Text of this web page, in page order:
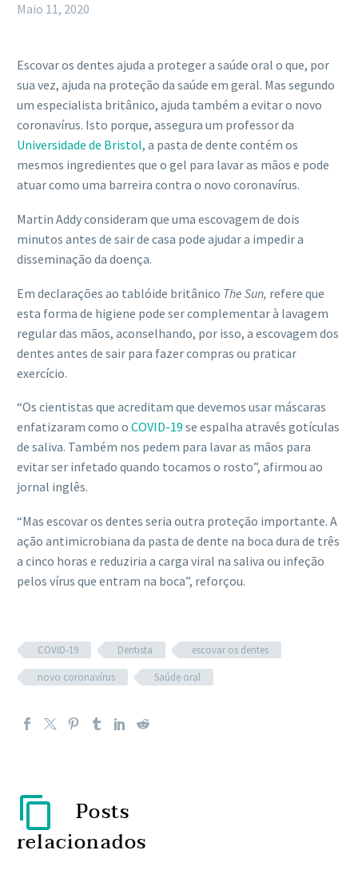
Maio 11, 2020
Escovar os dentes ajuda a proteger a saúde oral o que, por
sua vez, ajuda na proteção da saúde em geral. Mas segundo
um especialista britânico, ajuda também a evitar o novo
coronavírus. Isto porque, assegura um professor da
Universidade de Bristol, a pasta de dente contém os
mesmos ingredientes que o gel para lavar as mãos e pode
atuar como uma barreira contra o novo coronavírus.
Martin Addy consideram que uma escovagem de dois
minutos antes de sair de casa pode ajudar a impedir a
disseminação da doença.
Em declarações ao tablóide britânico The Sun, refere que
esta forma de higiene pode ser complementar à lavagem
regular das mãos, aconselhando, por isso, a escovagem dos
dentes antes de sair para fazer compras ou praticar
exercício.
“Os cientistas que acreditam que devemos usar máscaras
enfatizaram como o COVID-19 se espalha através gotículas
de saliva. Também nos pedem para lavar as mãos para
evitar ser infetado quando tocamos o rosto”, afirmou ao
jornal inglês.
“Mas escovar os dentes seria outra proteção importante. A
ação antimicrobiana da pasta de dente na boca dura de três
a cinco horas e reduziria a carga viral na saliva ou infeção
pelos vírus que entram na boca”, reforçou.
COVID-19 Dentista
escovar os dentes
novo coronavírus
Saúde oral
Posts
relacionados